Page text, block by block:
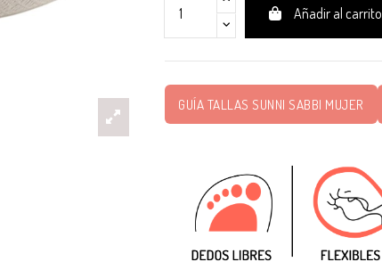
Añadir al carrito
GUÍA TALLAS SUNNI SABBI MUJER